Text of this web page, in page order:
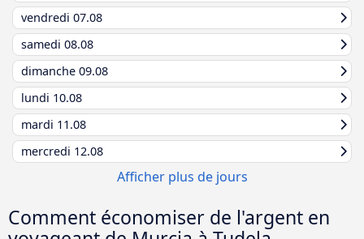
vendredi 07.08
samedi 08.08
dimanche 09.08
lundi 10.08
mardi 11.08
mercredi 12.08
Afficher plus de jours
Comment économiser de l'argent en